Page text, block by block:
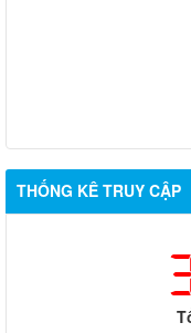
THỐNG KÊ TRUY CẬP